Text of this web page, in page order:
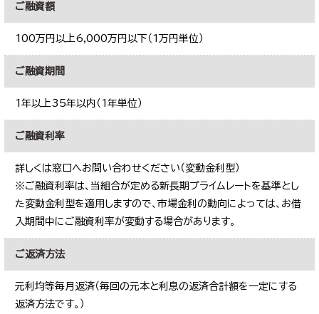
ご融資額
100万円以上6,000万円以下（1万円単位）
ご融資期間
1年以上35年以内（1年単位）
ご融資利率
詳しくは窓口へお問い合わせください（変動金利型）
※ご融資利率は、当組合が定める新長期プライムレートを基準とし
た変動金利型を適用しますので、市場金利の動向によっては、お借
入期間中にご融資利率が変動する場合があります。
ご返済方法
元利均等毎月返済（毎回の元本と利息の返済合計額を一定にする
返済方法です。）